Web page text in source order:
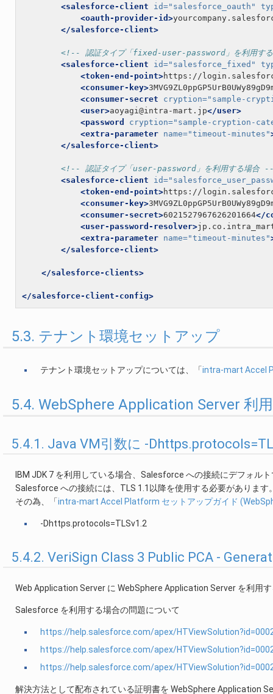
<salesforce-client
id="salesforce_oauth"
<oauth-provider-id>
</salesforce-client>
<!-- 認証タイプ「fixed-user-password」を利用す
<salesforce-client
id="salesforce_fixed"
<token-end-point>https://
<consumer-key>
<consumer-secret
cryption="sample-
<user>aoyagi@intra-mart.jp</user>
<password
cryption="sample-cryption-
<extra-parameter name="timeout-minutes"
</salesforce-client>
<!-- 認証タイプ「user-password」を利用する場合
<salesforce-client
id=
<token-end-point>https://
<consumer-key>
<consumer-secret>6021527967626201664</
<user-password-resolver>
<extra-parameter name="timeout-minutes"
</salesforce-client>
</salesforce-clients>
</salesforce-client-config>
5.3. テナント環境セットアップ
テナント環境セットアップについては、「intra-mart Accel
5.4. WebSphere Application Server 利
5.4.1. Java VM引数に -
IBM JDK 7 を利用している場合、Salesforce への接続にデフォル
Salesforce への接続には、TLS 1.1以降を使用する必要があります
その為、「intra-mart Accel Platform セットアップガイド
-Dhttps.protocols=TLSv1.2
5.4.2. VeriSign Class 3 Public PCA -
Web Application Server に WebSphere Application Server を利用
Salesforce を利用する場合の問題について
https://help.salesforce.com/apex/
https://help.salesforce.com/apex/
https://help.salesforce.com/apex/
解決方法として配布されている証明書を WebSphere Application